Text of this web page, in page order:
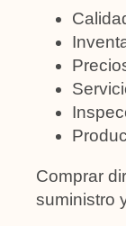
Comprar
suministro